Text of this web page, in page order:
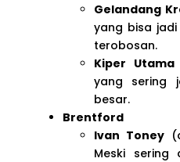
Gelandang
yang bisa
terobosan.
Kiper Utama
yang sering
besar.
Brentford
Ivan Toney
Meski sering